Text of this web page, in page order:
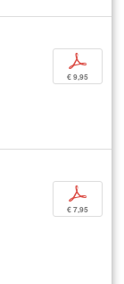
p
€ 9,95
p
€ 7,95